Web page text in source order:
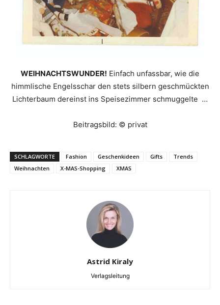
WEIHNACHTSWUNDER! Einfach unfassbar, wie die
himmlische Engelsschar den stets silbern geschmückten
Lichterbaum dereinst ins Speisezimmer schmuggelte …
Beitragsbild: © privat
SCHLAGWORTE Fashion Geschenkideen Gifts
Trends
Weihnachten
X-MAS-Shopping XMAS
Astrid Kiraly
Verlagsleitung